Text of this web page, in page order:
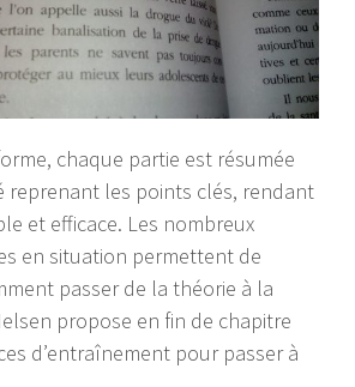
chaque partie est résumée
reprenant les points clés, rendant
et efficace. Les nombreux
en situation permettent de
passer de la théorie à la
propose en fin de chapitre
d’entraînement pour passer à